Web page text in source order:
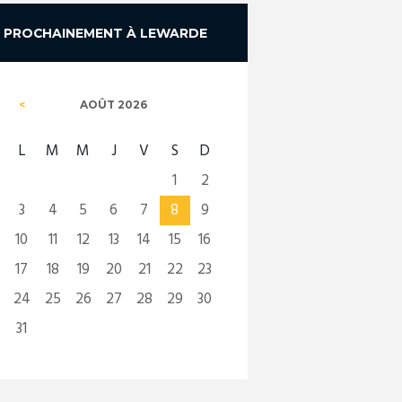
PROCHAINEMENT À LEWARDE
AOÛT 2026
L M M J V S
D
1
2
3
4 5 6 7 8
9
10
11 12 13 14 15
16
17
18 19 20 21 22
23
24
25 26 27 28 29
30
31